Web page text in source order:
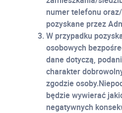
numer telefonu
pozyskane przez
W przypadku
osobowych
dane dotyczą,
charakter
zgodzie
będzie wywierać
negatywnych